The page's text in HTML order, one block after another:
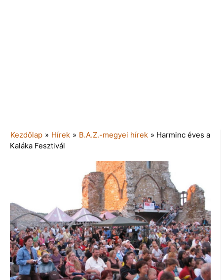
Kezdőlap » Hírek » B.A.Z.-megyei hírek » Harminc éves a
Kaláka Fesztivál